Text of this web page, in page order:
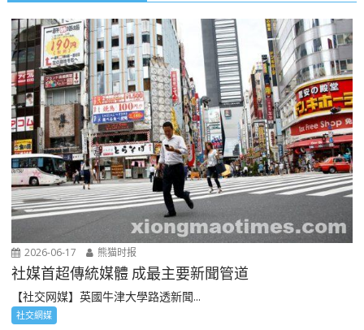
2026-06-17 熊猫时报
社媒首超傳統媒體 成最主要新聞管道
【社交网媒】英國牛津大學路透新聞...
社交網媒